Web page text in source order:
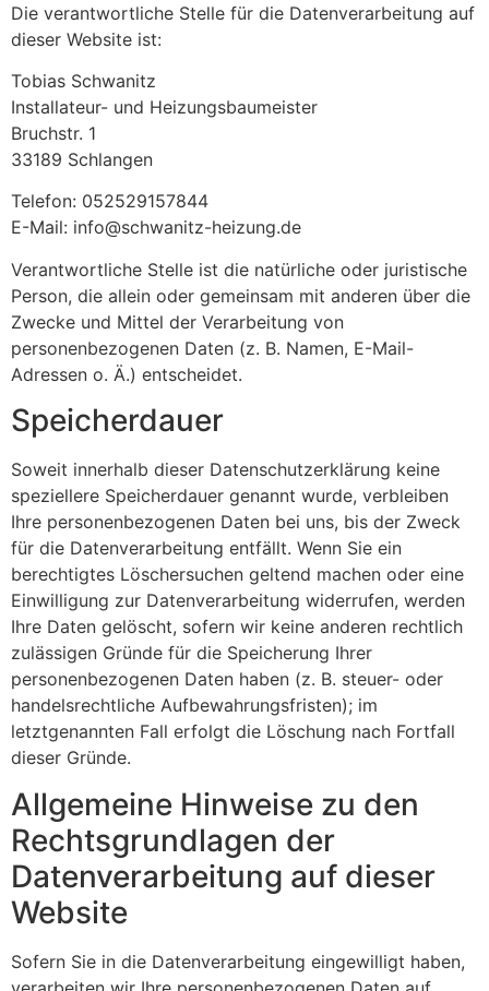
Die verantwortliche Stelle für die Datenverarbeitung auf
dieser Website ist:
Tobias Schwanitz
Installateur- und Heizungsbaumeister
Bruchstr. 1
33189 Schlangen
Telefon: 052529157844
E-Mail: info@schwanitz-heizung.de
Verantwortliche Stelle ist die natürliche oder juristische
Person, die allein oder gemeinsam mit anderen über die
Zwecke und Mittel der Verarbeitung von
personenbezogenen Daten (z. B. Namen, E-Mail-
Adressen o. Ä.) entscheidet.
Speicherdauer
Soweit innerhalb dieser Datenschutzerklärung keine
speziellere Speicherdauer genannt wurde, verbleiben
Ihre personenbezogenen Daten bei uns, bis der Zweck
für die Datenverarbeitung entfällt. Wenn Sie ein
berechtigtes Löschersuchen geltend machen oder eine
Einwilligung zur Datenverarbeitung widerrufen, werden
Ihre Daten gelöscht, sofern wir keine anderen rechtlich
zulässigen Gründe für die Speicherung Ihrer
personenbezogenen Daten haben (z. B. steuer- oder
handelsrechtliche Aufbewahrungsfristen); im
letztgenannten Fall erfolgt die Löschung nach Fortfall
dieser Gründe.
Allgemeine Hinweise zu den
Rechtsgrundlagen der
Datenverarbeitung auf dieser
Website
Sofern Sie in die Datenverarbeitung eingewilligt haben,